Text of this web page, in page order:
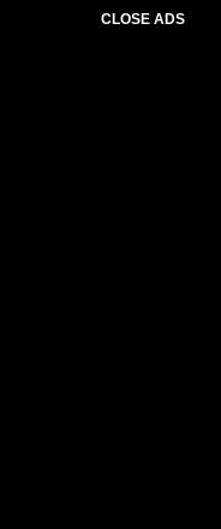
CLOSE ADS